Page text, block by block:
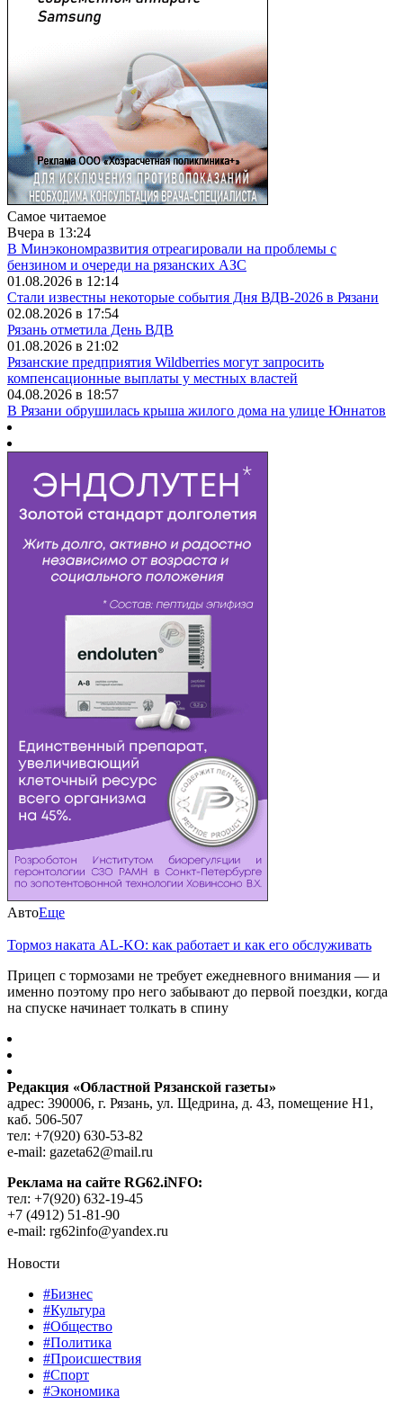
Самое читаемое
Вчера в 13:24
В Минэкономразвития отреагировали на проблемы с
бензином и очереди на рязанских АЗС
01.08.2026 в 12:14
Стали известны некоторые события Дня ВДВ-2026 в Рязани
02.08.2026 в 17:54
Рязань отметила День ВДВ
01.08.2026 в 21:02
Рязанские предприятия Wildberries могут запросить
компенсационные выплаты у местных властей
04.08.2026 в 18:57
В Рязани обрушилась крыша жилого дома на улице Юннатов
АвтоЕще
Тормоз наката AL-KO: как работает и как его обслуживать
Прицеп с тормозами не требует ежедневного внимания — и
именно поэтому про него забывают до первой поездки, когда
на спуске начинает толкать в спину
Редакция «Областной Рязанской газеты»
адрес: 390006, г. Рязань, ул. Щедрина, д. 43, помещение Н1,
каб. 506-507
тел: +7(920) 630-53-82
e-mail: gazeta62@mail.ru
Реклама на сайте RG62.iNFO:
тел: +7(920) 632-19-45
+7 (4912) 51-81-90
e-mail: rg62info@yandex.ru
Новости
#Бизнес
#Культура
#Общество
#Политика
#Происшествия
#Спорт
#Экономика